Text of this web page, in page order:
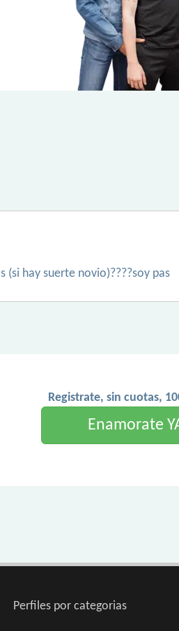
(si hay suerte novio)????soy pas
Registrate, sin cuotas,
Enamorate
Perfiles por categorias